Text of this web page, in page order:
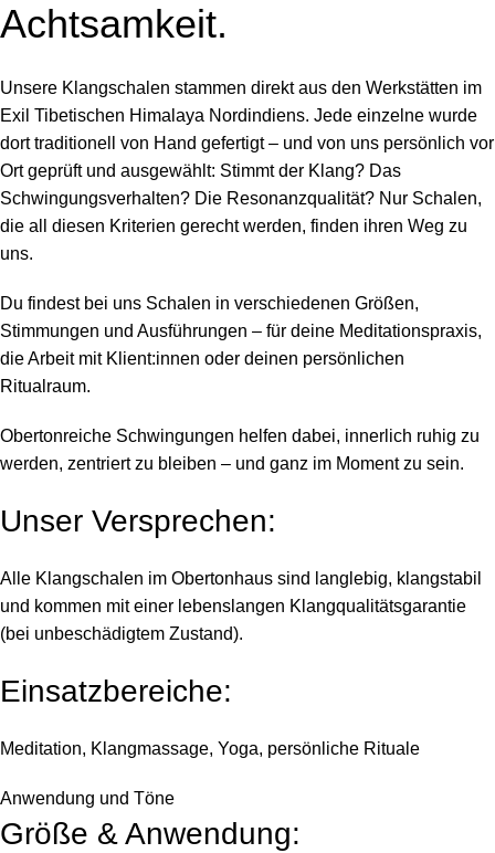
Achtsamkeit.
Unsere Klangschalen stammen direkt aus den Werkstätten im
Exil Tibetischen Himalaya Nordindiens. Jede einzelne wurde
dort traditionell von Hand gefertigt – und von uns persönlich vor
Ort geprüft und ausgewählt: Stimmt der Klang? Das
Schwingungsverhalten? Die Resonanzqualität? Nur Schalen,
die all diesen Kriterien gerecht werden, finden ihren Weg zu
uns.
Du findest bei uns Schalen in verschiedenen Größen,
Stimmungen und Ausführungen – für deine Meditationspraxis,
die Arbeit mit Klient:innen oder deinen persönlichen
Ritualraum.
Obertonreiche Schwingungen helfen dabei, innerlich ruhig zu
werden, zentriert zu bleiben – und ganz im Moment zu sein.
Unser Versprechen:
Alle Klangschalen im Obertonhaus sind langlebig, klangstabil
und kommen mit einer lebenslangen Klangqualitätsgarantie
(bei unbeschädigtem Zustand).
Einsatzbereiche:
Meditation, Klangmassage, Yoga, persönliche Rituale
Anwendung und Töne
Größe & Anwendung: